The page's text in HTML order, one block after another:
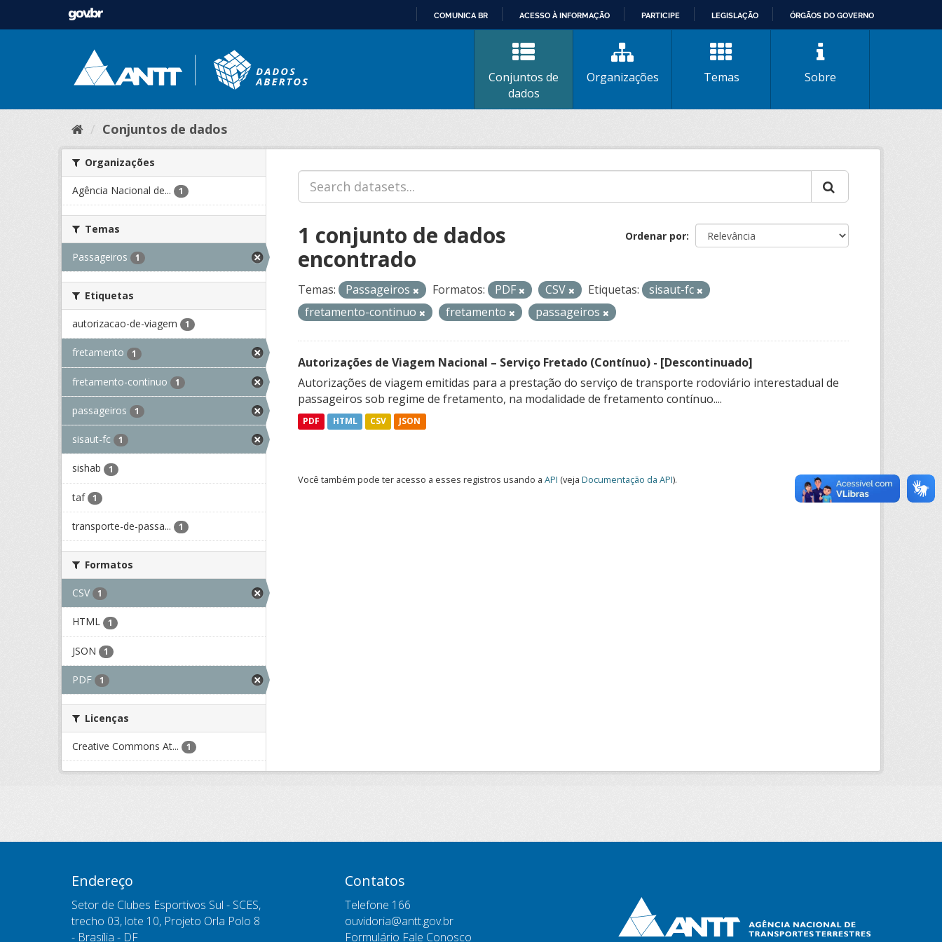
CONTEÚDO
COMUNICA BR ACESSO À INFORMAÇÃO PARTICIPE LEGISLAÇÃO ÓRGÃOS DO GOVERNO
Conjuntos de
dados
Organizações Temas Sobre
Conjuntos de dados
Organizações
Agência Nacional de... 1
Temas
Passageiros 1
Etiquetas
autorizacao-de-viagem 1
fretamento 1
fretamento-continuo 1
passageiros 1
sisaut-fc 1
sishab 1
taf 1
transporte-de-passa... 1
Formatos
CSV 1
HTML 1
JSON 1
PDF 1
Licenças
Creative Commons At... 1
Ordenar por
1 conjunto de dados
encontrado
Temas: Passageiros Formatos: PDF CSV Etiquetas:
sisaut-fc
fretamento-continuo
fretamento passageiros
Autorizações de Viagem Nacional – Serviço Fretado (Contínuo) - [Descontinuado]
Autorizações de viagem emitidas para a prestação do serviço de transporte rodoviário interestadual de
passageiros sob regime de fretamento, na modalidade de fretamento contínuo....
PDF HTML CSV JSON
Você também pode ter acesso a esses registros usando a API (veja Documentação da API).
Endereço
Setor de Clubes Esportivos Sul - SCES,
trecho 03, lote 10, Projeto Orla Polo 8
- Brasília - DF
Contatos
Telefone 166
ouvidoria@antt.gov.br
Formulário Fale Conosco